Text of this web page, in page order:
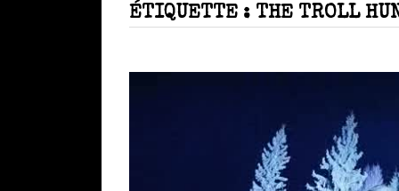
ÉTIQUETTE : THE TROLL